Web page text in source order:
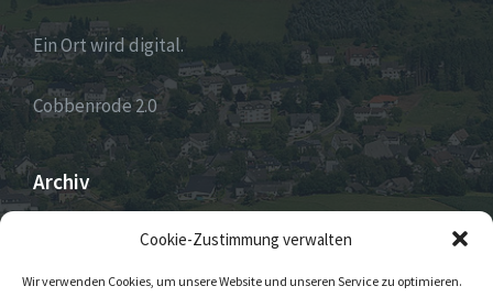
Cookie-Zustimmung verwalten
Wir verwenden Cookies, um unsere Website und unseren Service zu optimieren.
Ein Ort wird digital.
Cobbenrode 2.0
Archiv